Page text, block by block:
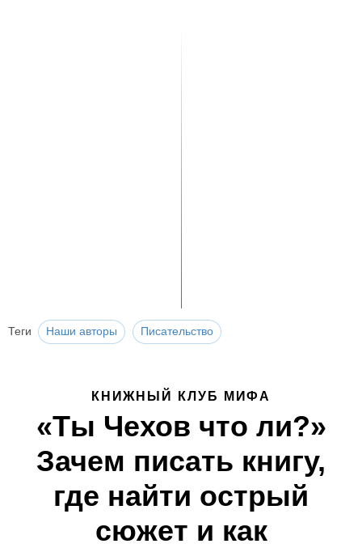
Теги Наши авторы Писательство
КНИЖНЫЙ КЛУБ МИФА
«Ты Чехов что ли?»
Зачем писать книгу,
где найти острый
сюжет и как